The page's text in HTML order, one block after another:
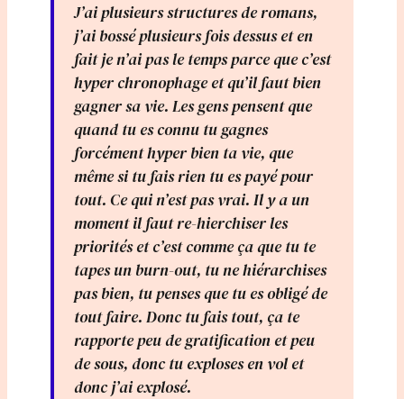
J’ai plusieurs structures de romans,
j’ai bossé plusieurs fois dessus et en
fait je n’ai pas le temps parce que c’est
hyper chronophage et qu’il faut bien
gagner sa vie. Les gens pensent que
quand tu es connu tu gagnes
forcément hyper bien ta vie, que
même si tu fais rien tu es payé pour
tout. Ce qui n’est pas vrai. Il y a un
moment il faut re-hierchiser les
priorités et c’est comme ça que tu te
tapes un burn-out, tu ne hiérarchises
pas bien, tu penses que tu es obligé de
tout faire. Donc tu fais tout, ça te
rapporte peu de gratification et peu
de sous, donc tu exploses en vol et
donc j’ai explosé.